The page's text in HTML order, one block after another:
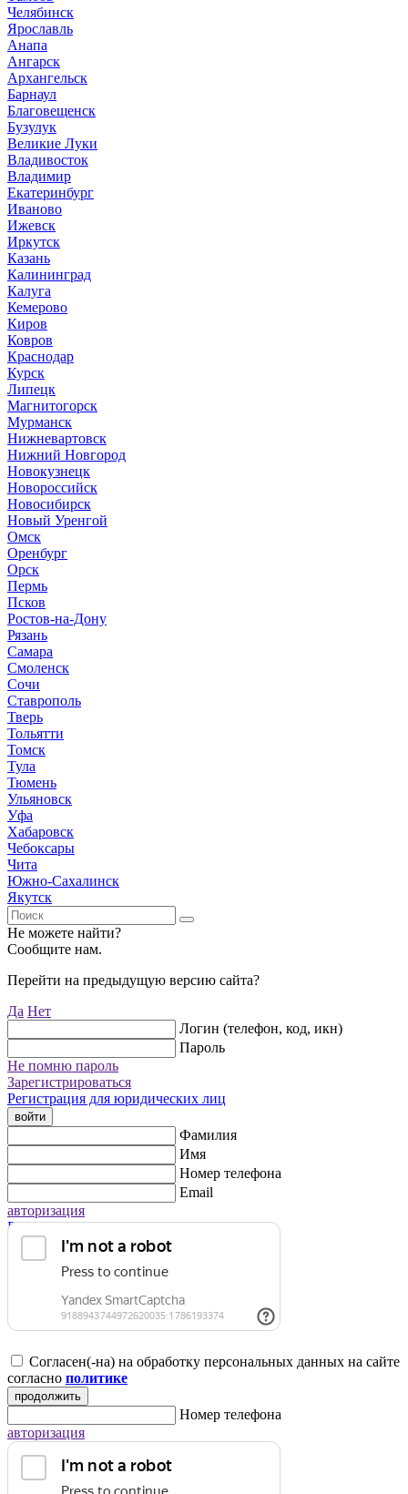
Челябинск
Ярославль
Анапа
Ангарск
Архангельск
Барнаул
Благовещенск
Бузулук
Великие Луки
Владивосток
Владимир
Екатеринбург
Иваново
Ижевск
Иркутск
Казань
Калининград
Калуга
Кемерово
Киров
Ковров
Краснодар
Курск
Липецк
Магнитогорск
Мурманск
Нижневартовск
Нижний Новгород
Новокузнецк
Новороссийск
Новосибирск
Новый Уренгой
Омск
Оренбург
Орск
Пермь
Псков
Ростов-на-Дону
Рязань
Самара
Смоленск
Сочи
Ставрополь
Тверь
Тольятти
Томск
Тула
Тюмень
Ульяновск
Уфа
Хабаровск
Чебоксары
Чита
Южно-Сахалинск
Якутск
Не можете найти?
Сообщите нам.
Перейти на предыдущую версию сайта?
Да Нет
Логин (телефон, код, икн)
Пароль
Не помню пароль
Зарегистрироваться
Регистрация для юридических лиц
войти
Фамилия
Имя
Номер телефона
Email
авторизация
Регистрация для юридических лиц
Согласен(-на) на обработку персональных данных на сайте
согласно политике
продолжить
Номер телефона
авторизация